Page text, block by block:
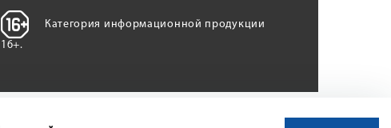
Категория информационной продукции
16+.